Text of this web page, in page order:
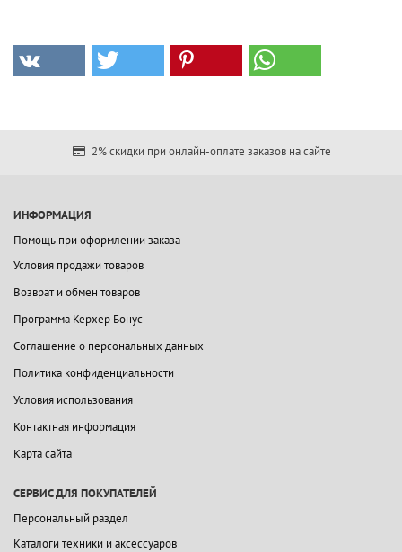
2% скидки при онлайн-оплате заказов на сайте
ИНФОРМАЦИЯ
Помощь при оформлении заказа
Условия продажи товаров
Возврат и обмен товаров
Программа Керхер Бонус
Соглашение о персональных данных
Политика конфиденциальности
Условия использования
Контактная информация
Карта сайта
СЕРВИС ДЛЯ ПОКУПАТЕЛЕЙ
Персональный раздел
Каталоги техники и аксессуаров